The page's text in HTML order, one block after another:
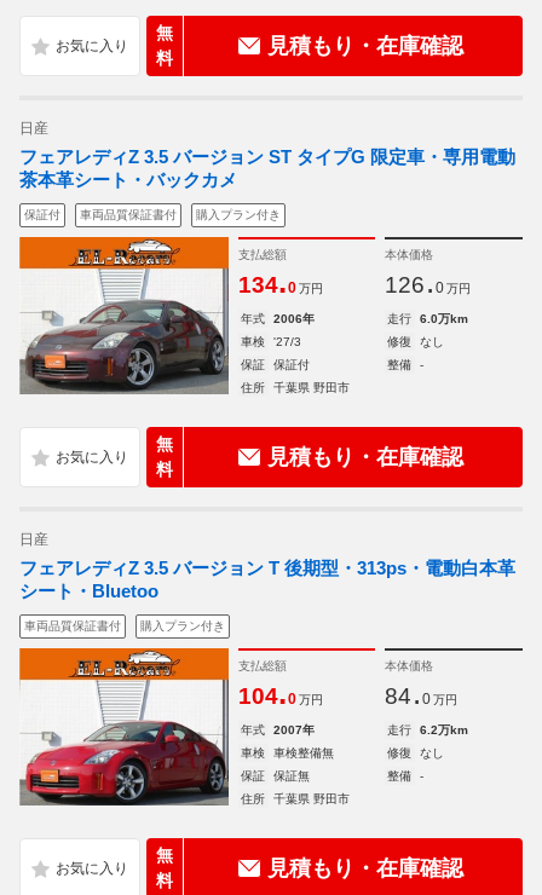
無
料
見積もり・在庫確認
日産
フェアレディZ 3.5 バージョン ST タイプG 限定車・専用電動
茶本革シート・バックカメ
保証付 車両品質保証書付 購入プラン付き
支払総額
134.0 万円
本体価格
126. 0 万円
年式 2006年 走行
6.0万km
車検
'27/3 修復
なし
保証
保証付 整備
-
住所
千葉県 野田市
無
料
見積もり・在庫確認
日産
フェアレディZ 3.5 バージョン T 後期型・313ps・電動白本革
シート・Bluetoo
車両品質保証書付 購入プラン付き
支払総額
104.0 万円
本体価格
84. 0 万円
年式 2007年 走行
6.2万km
車検
車検整備無 修復
なし
保証
保証無 整備
-
住所
千葉県 野田市
無
料
見積もり・在庫確認